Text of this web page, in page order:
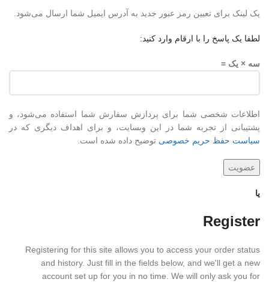
یک لینک برای تعیین رمز عبور جدید به آدرس ایمیل شما ارسال می‌شود.
لطفا یک پاسخ را با ارقام وارد کنید:
سه × یک =
اطلاعات شخصی شما برای پردازش سفارش شما استفاده می‌شود، و
پشتیبانی از تجربه شما در این وبسایت، و برای اهداف دیگری که در
سیاست حفظ حریم خصوصی توضیح داده شده است.
عضویت
یا
Register
Registering for this site allows you to access your order status
and history. Just fill in the fields below, and we'll get a new
account set up for you in no time. We will only ask you for